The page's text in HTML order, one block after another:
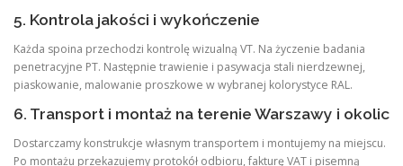
5. Kontrola jakości i wykończenie
Każda spoina przechodzi kontrolę wizualną VT. Na życzenie badania
penetracyjne PT. Następnie trawienie i pasywacja stali nierdzewnej,
piaskowanie, malowanie proszkowe w wybranej kolorystyce RAL.
6. Transport i montaż na terenie Warszawy i okolic
Dostarczamy konstrukcje własnym transportem i montujemy na miejscu.
Po montażu przekazujemy protokół odbioru, fakturę VAT i pisemną